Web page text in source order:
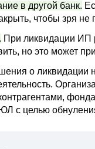
в другой банк.
чтобы зря не
При ликвидации ИП
но это может
о ликвидации
с целью